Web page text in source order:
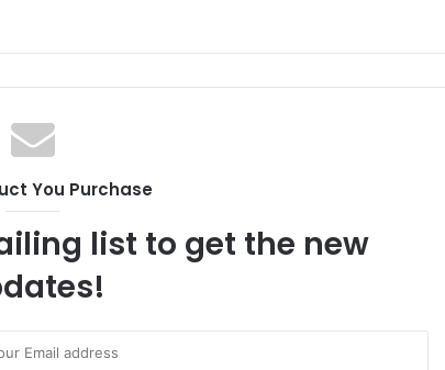
You Purchase
list to get the new